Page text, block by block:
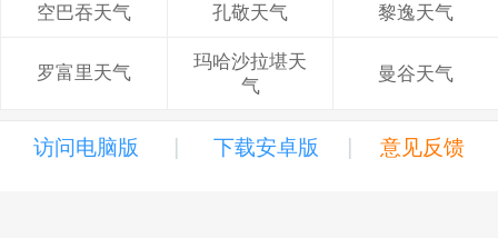
空巴吞天气 孔敬天气 黎逸天气
罗富里天气
玛哈沙拉堪天
气
曼谷天气
访问电脑版 | 下载安卓版 | 意见反馈